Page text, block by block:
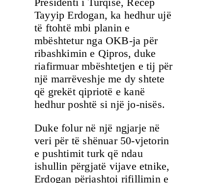
Tayyip Erdogan, ka hedhur ujë
të ftohtë mbi planin e
mbështetur nga OKB-ja për
ribashkimin e Qipros, duke
riafirmuar mbështetjen e tij për
një marrëveshje me dy shtete
që grekët qipriotë e kanë
hedhur poshtë si një jo-nisës.
Duke folur në një ngjarje në
veri për të shënuar 50-vjetorin
e pushtimit turk që ndau
ishullin përgjatë vijave etnike,
Erdogan përjashtoi rifillimin e